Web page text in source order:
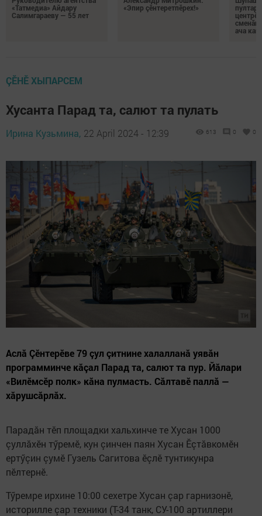
«Татмедиа» Айдару
Салимгараеву — 55 лет
«Эпир çӗнтеретпӗрех!»
ача
ÇӖНӖ ХЫПАРСЕМ
Хусанта Парад та, салют та пулать
Ирина Кузьмина, 22 April 2024 - 12:39 613 0 0
Аслă Çӗнтерӗве 79 çул çитнине халалланă уявăн
программинче кăçал Парад та, салют та пур. Йăлари
«Вилӗмсӗр полк» кăна пулмасть. Сăлтавӗ паллă —
хăрушсăрлăх.
Парадăн тӗп площадки хальхинче те Хусан 1000
çуллăхӗн тӳремӗ, кун çинчен паян Хусан Ӗçтăвкомӗн
ертӳçин çумӗ Гузель Сагитова ӗçлӗ тунтикунра
пӗлтернӗ.
Тӳремре ирхине 10:00 сехетре Хусан çар гарнизонӗ,
историлле çар техники (Т-34 танк, СУ-100 артиллери